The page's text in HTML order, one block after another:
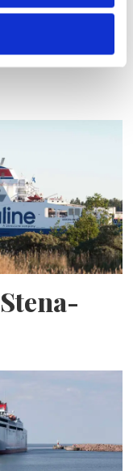
väg för